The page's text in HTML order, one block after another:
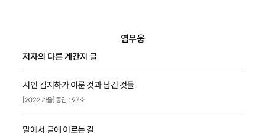
염무웅
저자의 다른 계간지 글
시인 김지하가 이룬 것과 남긴 것들
[2022 가을] 통권 197호
말에서 글에 이르는 길